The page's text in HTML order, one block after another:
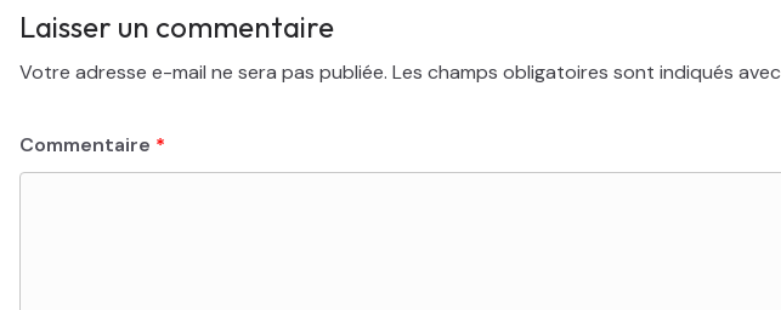
Laisser un commentaire
Votre adresse e-mail ne sera pas publiée. Les champs obligatoires sont indiqués avec
Commentaire *